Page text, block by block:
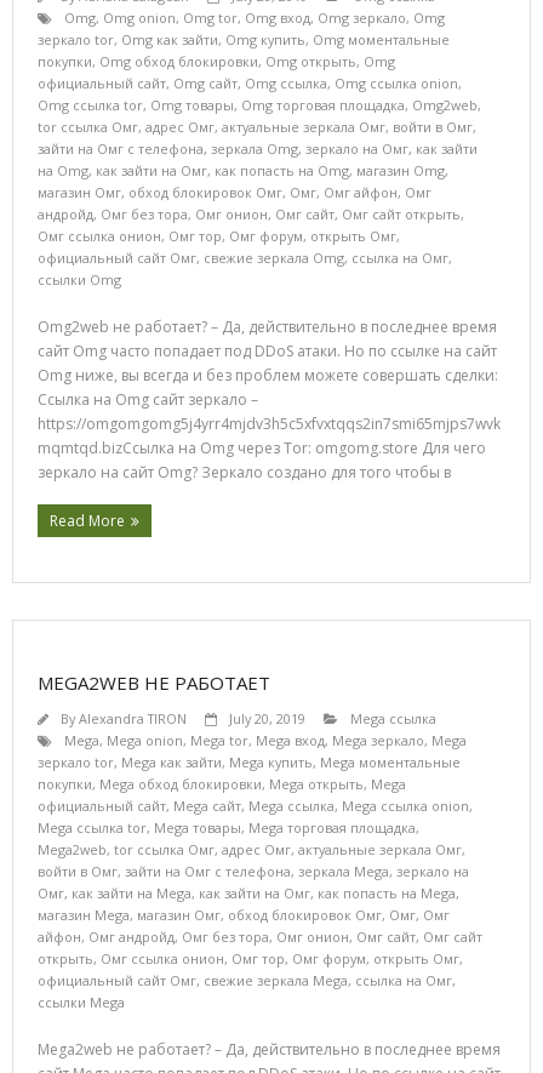
Omg, Omg onion, Omg tor, Omg вход, Omg зеркало, Omg
зеркало tor, Omg как зайти, Omg купить, Omg моментальные
покупки, Omg обход блокировки, Omg открыть, Omg
официальный сайт, Omg сайт, Omg ссылка, Omg ссылка onion,
Omg ссылка tor, Omg товары, Omg торговая площадка, Omg2web,
tor ссылка Омг, адрес Омг, актуальные зеркала Омг, войти в Омг,
зайти на Омг с телефона, зеркала Omg, зеркало на Омг, как зайти
на Omg, как зайти на Омг, как попасть на Omg, магазин Omg,
магазин Омг, обход блокировок Омг, Омг, Омг айфон, Омг
андройд, Омг без тора, Омг онион, Омг сайт, Омг сайт открыть,
Омг ссылка онион, Омг тор, Омг форум, открыть Омг,
официальный сайт Омг, свежие зеркала Omg, ссылка на Омг,
ссылки Omg
Omg2web не работает? – Да, действительно в последнее время
сайт Omg часто попадает под DDoS атаки. Но по ссылке на сайт
Omg ниже, вы всегда и без проблем можете совершать сделки:
Ссылка на Omg сайт зеркало –
https://omgomgomg5j4yrr4mjdv3h5c5xfvxtqqs2in7smi65mjps7wvk
mqmtqd.bizСсылка на Omg через Tor: omgomg.store Для чего
зеркало на сайт Omg? Зеркало создано для того чтобы в
Read More
MEGA2WEB НЕ РАБОТАЕТ
ByAlexandra TIRON July 20, 2019
Mega ссылка
Mega, Mega onion, Mega tor, Mega вход, Mega зеркало, Mega
зеркало tor, Mega как зайти, Mega купить, Mega моментальные
покупки, Mega обход блокировки, Mega открыть, Mega
официальный сайт, Mega сайт, Mega ссылка, Mega ссылка onion,
Mega ссылка tor, Mega товары, Mega торговая площадка,
Mega2web, tor ссылка Омг, адрес Омг, актуальные зеркала Омг,
войти в Омг, зайти на Омг с телефона, зеркала Mega, зеркало на
Омг, как зайти на Mega, как зайти на Омг, как попасть на Mega,
магазин Mega, магазин Омг, обход блокировок Омг, Омг, Омг
айфон, Омг андройд, Омг без тора, Омг онион, Омг сайт, Омг сайт
открыть, Омг ссылка онион, Омг тор, Омг форум, открыть Омг,
официальный сайт Омг, свежие зеркала Mega, ссылка на Омг,
ссылки Mega
Mega2web не работает? – Да, действительно в последнее время